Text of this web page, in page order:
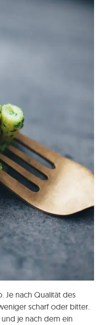
Je nach Qualität des
scharf oder bitter.
je nach dem ein